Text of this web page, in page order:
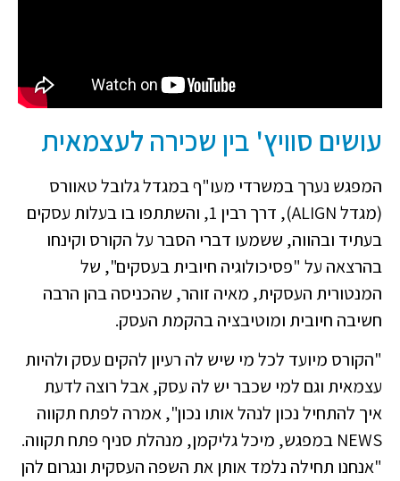
עושים סוויץ' בין שכירה לעצמאית
המפגש נערך במשרדי מעו"ף במגדל גלובל טאוורס
(מגדל ALIGN), דרך רבין 1, והשתתפו בו בעלות עסקים
בעתיד ובהווה, ששמעו דברי הסבר על הקורס וקינחו
בהרצאה על "פסיכולוגיה חיובית בעסקים", של
המנטורית העסקית, מאיה זוהר, שהכניסה בהן הרבה
חשיבה חיובית ומוטיבציה בהקמת העסק.
"הקורס מיועד לכל מי שיש לה רעיון להקים עסק ולהיות
עצמאית וגם למי שכבר יש לה עסק, אבל רוצה לדעת
איך להתחיל נכון לנהל אותו נכון", אמרה לפתח תקווה
NEWS במפגש, מיכל גליקמן, מנהלת סניף פתח תקווה.
"אנחנו תחילה נלמד אותן את השפה העסקית ונגרום להן